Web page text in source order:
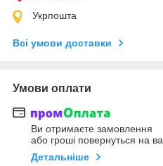
Укрпошта
Всі умови доставки
Умови оплати
Ви отримаєте замовлення
або гроші повернуться на
Детальніше